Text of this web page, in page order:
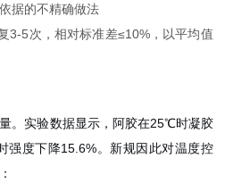
据的不精确做法
3-5次，相对标准差≤10%，以平均值
。实验数据显示，阿胶在25℃时凝胶
度下降15.6%。新规因此对温度控